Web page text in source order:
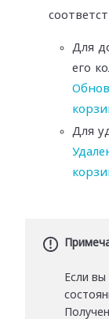
Для
его
Для
Если